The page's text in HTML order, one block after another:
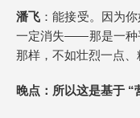
潘飞 ：能接受。因为
一定消失——那是一种
那样，不如壮烈一点、
晚点 ：所以这是基于